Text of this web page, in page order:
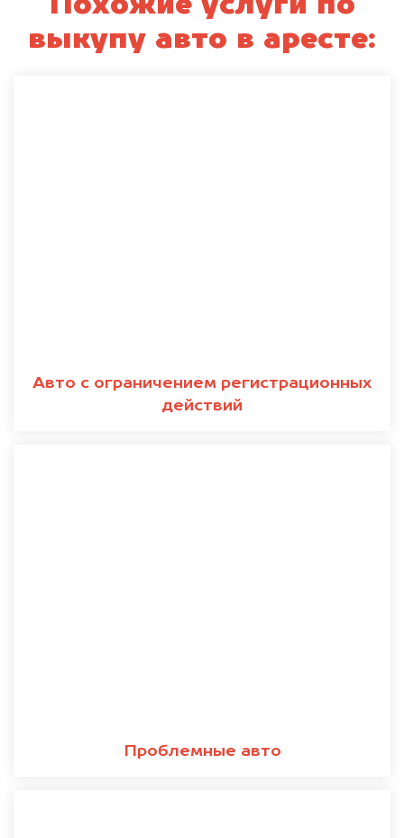
Похожие услуги по
выкупу авто в аресте:
Авто с ограничением регистрационных
действий
Проблемные авто